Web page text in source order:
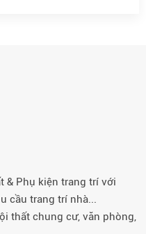
& Phụ kiện trang trí với
cầu trang trí nhà...
thất chung cư, văn phòng,